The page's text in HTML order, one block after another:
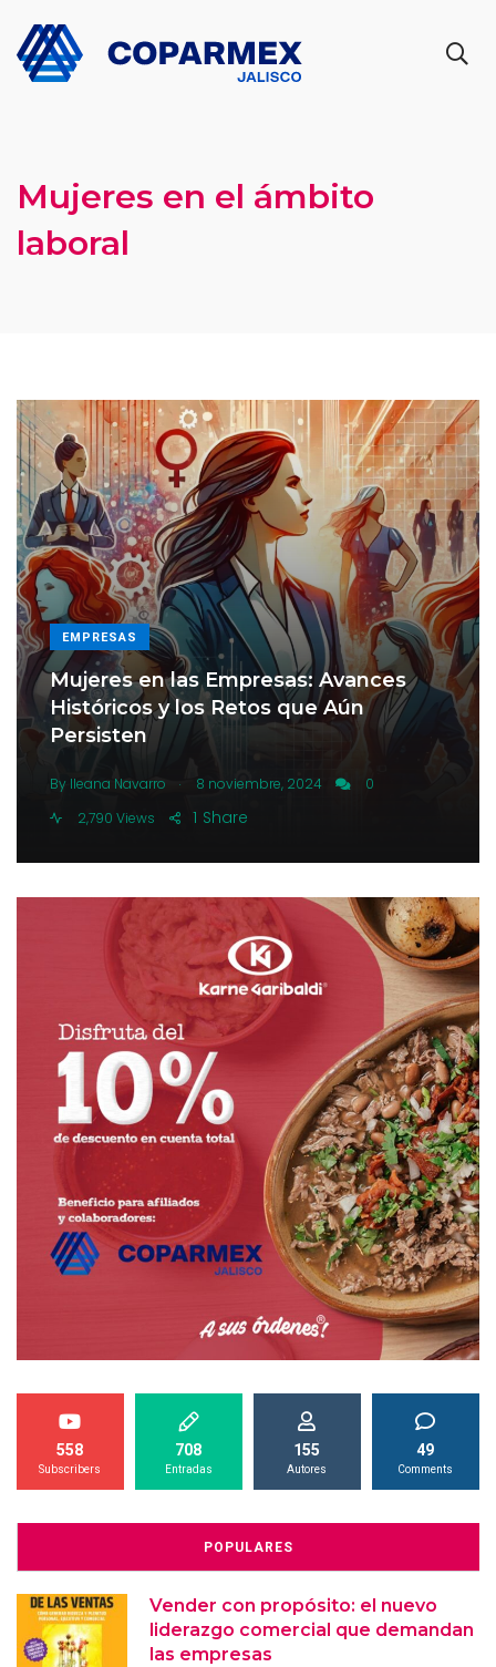
Mujeres en el ámbito
laboral
EMPRESAS
Mujeres en las Empresas: Avances
Históricos y los Retos que Aún
Persisten
By Ileana Navarro . 8 noviembre, 2024
0
2,790 Views
Share
1
558
Subscribers
708
Entradas
155
Autores
49
Comments
POPULARES
Vender con propósito: el nuevo
liderazgo comercial que demandan
las empresas